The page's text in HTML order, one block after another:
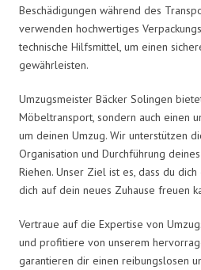
Beschädigungen während des
verwenden hochwertiges
technische Hilfsmittel, um einen
gewährleisten.
Umzugsmeister Bäcker Solingen
Möbeltransport, sondern auch einen
um deinen Umzug. Wir unterstützen
Organisation und Durchführung
Riehen. Unser Ziel ist es, dass du
dich auf dein neues Zuhause freuen
Vertraue auf die Expertise von
und profitiere von unserem
garantieren dir einen reibungslosen